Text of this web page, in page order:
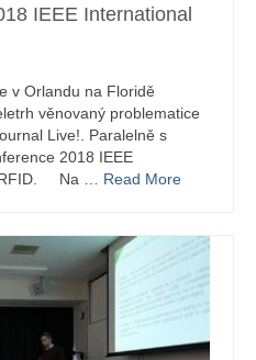
IEEE International
v Orlandu na Floridě
věnovaný problematice
Live!. Paralelně s
2018 IEEE
RFID. Na … Read More